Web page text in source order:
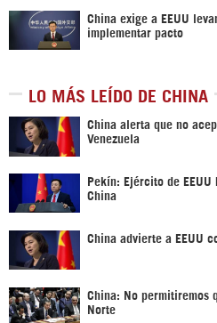
China exige a EEUU
implementar pacto
LO MÁS LEÍDO DE CHINA
China alerta que no
Venezuela
Pekín: Ejército de
China
China advierte a EEUU
China: No permitiremos
Norte